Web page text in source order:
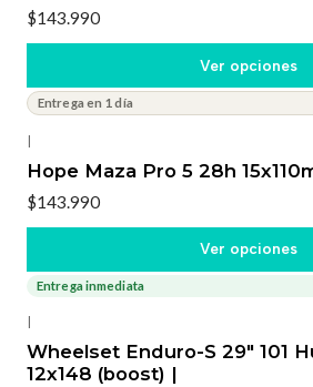
$143.990
Ver opciones
Entrega en 1 día
|
Hope Maza Pro 5 28h
$143.990
Ver opciones
Entrega inmediata
|
Wheelset Enduro-S 29" 101
12x148 (boost) |